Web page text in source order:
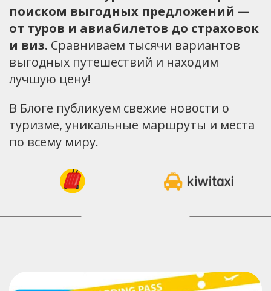
поиском выгодных предложений —
от туров и авиабилетов до страховок
и виз. Сравниваем тысячи вариантов
выгодных путешествий и находим
лучшую цену!
В Блоге публикуем свежие новости о
туризме, уникальные маршруты и места
по всему миру.